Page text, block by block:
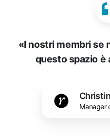
«I nostri membri se
questo spazio è
Manager